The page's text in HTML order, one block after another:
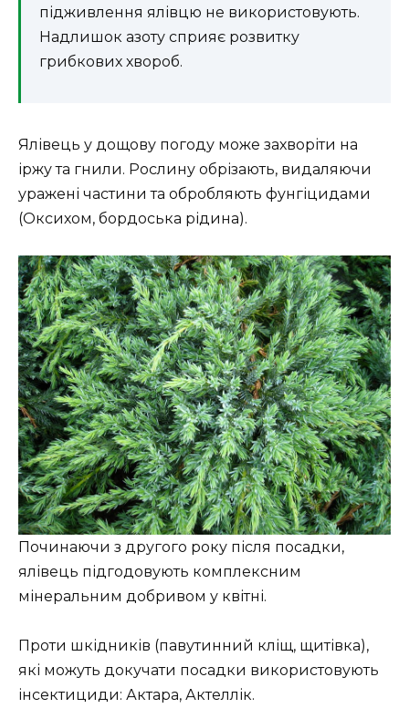
підживлення ялівцю не використовують.
Надлишок азоту сприяє розвитку
грибкових хвороб.
Ялівець у дощову погоду може захворіти на
іржу та гнили. Рослину обрізають, видаляючи
уражені частини та обробляють фунгіцидами
(Оксихом, бордоська рідина).
Починаючи з другого року після посадки,
ялівець підгодовують комплексним
мінеральним добривом у квітні.
Проти шкідників (павутинний кліщ, щитівка),
які можуть докучати посадки використовують
інсектициди: Актара, Актеллік.